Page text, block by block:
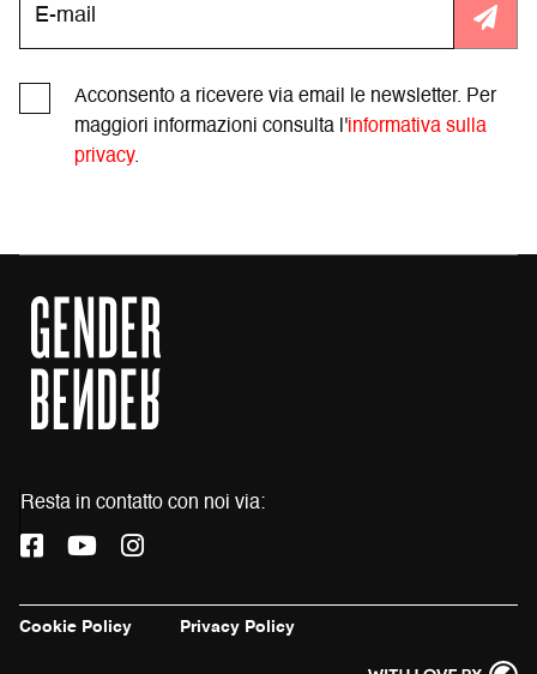
Acconsento a ricevere via email le newsletter. Per
maggiori informazioni consulta l'informativa sulla
privacy.
Resta in contatto con noi via:
p
a
L
p
a
L
p
Cookie Policy Privacy Policy